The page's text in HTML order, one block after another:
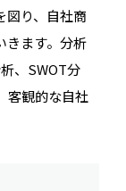
図り、自社商
きます。分析
、SWOT分
客観的な自社